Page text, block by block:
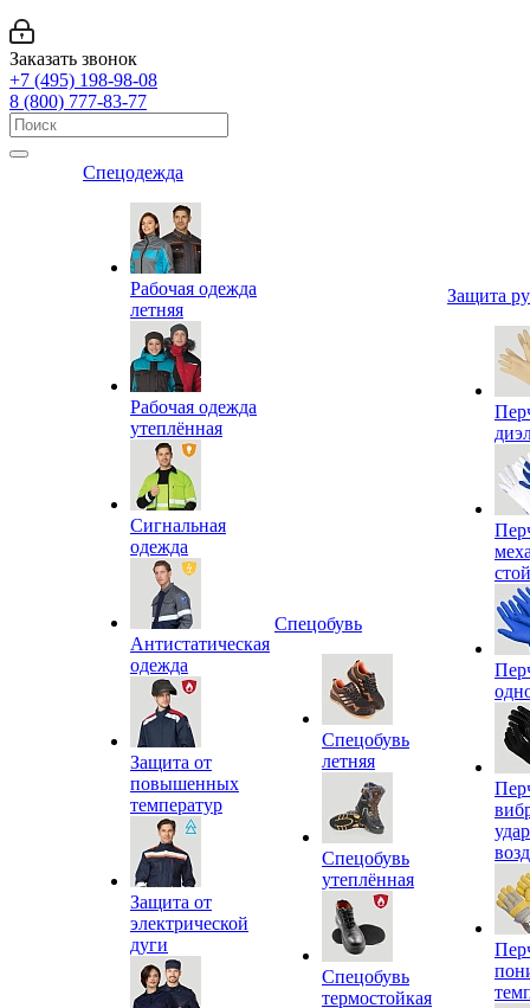
Заказать звонок
+7 (495) 198-98-08
8 (800) 777-83-77
Спецодежда
Рабочая одежда
летняя
Рабочая одежда
утеплённая
Сигнальная
одежда
Антистатическая
одежда
Защита от
повышенных
температур
Защита от
электрической
дуги
Спецобувь
Спецобувь
летняя
Спецобувь
утеплённая
Спецобувь
термостойкая
Защита